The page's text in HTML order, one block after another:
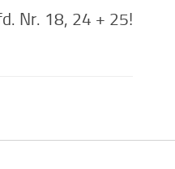
Nr. 18, 24 + 25!